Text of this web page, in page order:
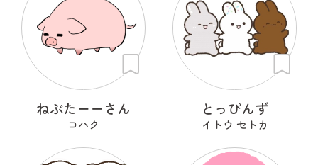
ねぶたーーさん
コハク
とっぴんず
イトウ セトカ